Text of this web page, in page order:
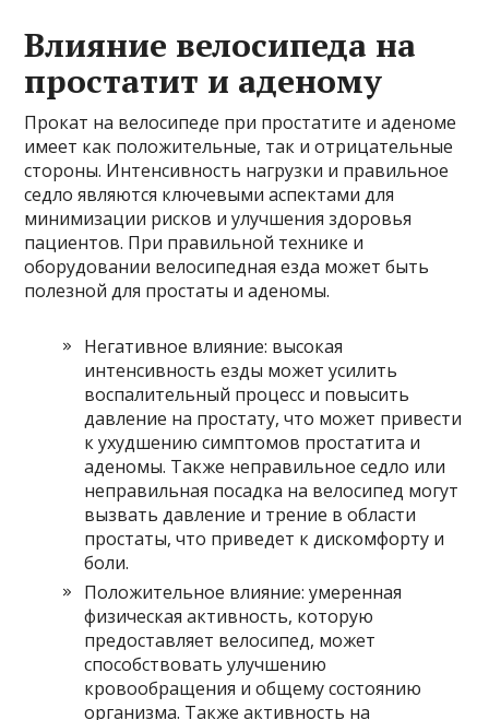
Влияние велосипеда на
простатит и аденому
Прокат на велосипеде при простатите и аденоме
имеет как положительные, так и отрицательные
стороны. Интенсивность нагрузки и правильное
седло являются ключевыми аспектами для
минимизации рисков и улучшения здоровья
пациентов. При правильной технике и
оборудовании велосипедная езда может быть
полезной для простаты и аденомы.
Негативное влияние: высокая
интенсивность езды может усилить
воспалительный процесс и повысить
давление на простату, что может привести
к ухудшению симптомов простатита и
аденомы. Также неправильное седло или
неправильная посадка на велосипед могут
вызвать давление и трение в области
простаты, что приведет к дискомфорту и
боли.
Положительное влияние: умеренная
физическая активность, которую
предоставляет велосипед, может
способствовать улучшению
кровообращения и общему состоянию
организма. Также активность на